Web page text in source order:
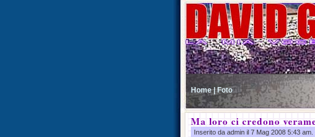
Home | Foto
Ma loro ci credono
Inserito da admin il 7 Mag 2008 5:43 am.